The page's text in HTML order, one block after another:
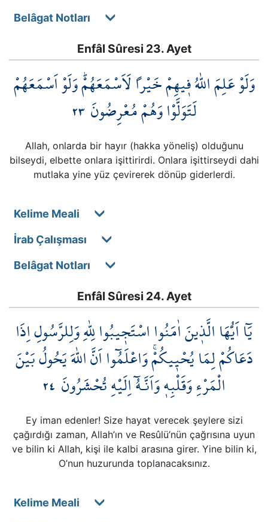
Belâgat Notları
Enfâl Sûresi 23. Ayet
وَلَوْ عَلِمَ اللّٰهُ ف۪يهِمْ خَيْراً لَاَسْمَعَهُمْۜ وَلَوْ اَسْمَعَهُمْ
لَتَوَلَّوْا وَهُمْ مُعْرِضُونَ٢٣
Allah, onlarda bir hayır (hakka yöneliş) olduğunu
bilseydi, elbette onlara işittirirdi. Onlara işittirseydi dahi
mutlaka yine yüz çevirerek dönüp giderlerdi.
Kelime Meali
İrab Çalışması
Belâgat Notları
Enfâl Sûresi 24. Ayet
يَٓا اَيُّهَا الَّذ۪ينَ اٰمَنُوا اسْتَج۪يبُوا لِلّٰهِ وَلِلرَّسُولِ اِذَا
دَعَاكُمْ لِمَا يُحْي۪يكُمْۚ وَاعْلَمُٓوا اَنَّ اللّٰهَ يَحُولُ بَيْنَ
الْمَرْءِ وَقَلْبِه۪ وَاَنَّـهُٓ اِلَيْهِ تُحْشَرُونَ ٢٤
Ey iman edenler! Size hayat verecek şeylere sizi
çağırdığı zaman, Allah’ın ve Resûlü’nün çağrısına uyun
ve bilin ki Allah, kişi ile kalbi arasına girer. Yine bilin ki,
O’nun huzurunda toplanacaksınız.
Kelime Meali